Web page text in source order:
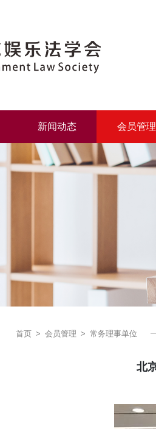
新闻动态 会员管理
首页 > 会员管理 > 常务理事单位